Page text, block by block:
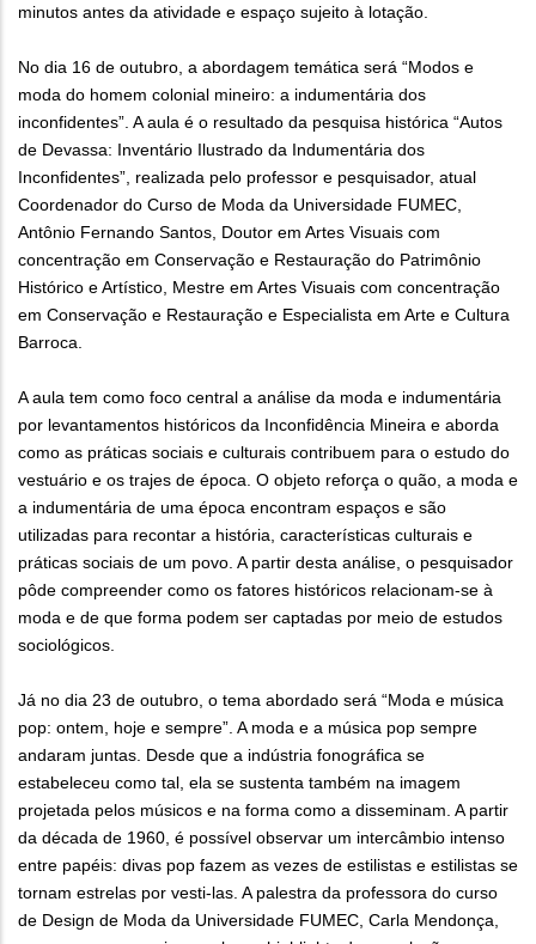
minutos antes da atividade e espaço sujeito à lotação.
No dia 16 de outubro, a abordagem temática será “Modos e
moda do homem colonial mineiro: a indumentária dos
inconfidentes”. A aula é o resultado da pesquisa histórica “Autos
de Devassa: Inventário Ilustrado da Indumentária dos
Inconfidentes”, realizada pelo professor e pesquisador, atual
Coordenador do Curso de Moda da Universidade FUMEC,
Antônio Fernando Santos, Doutor em Artes Visuais com
concentração em Conservação e Restauração do Patrimônio
Histórico e Artístico, Mestre em Artes Visuais com concentração
em Conservação e Restauração e Especialista em Arte e Cultura
Barroca.
A aula tem como foco central a análise da moda e indumentária
por levantamentos históricos da Inconfidência Mineira e aborda
como as práticas sociais e culturais contribuem para o estudo do
vestuário e os trajes de época. O objeto reforça o quão, a moda e
a indumentária de uma época encontram espaços e são
utilizadas para recontar a história, características culturais e
práticas sociais de um povo. A partir desta análise, o pesquisador
pôde compreender como os fatores históricos relacionam-se à
moda e de que forma podem ser captadas por meio de estudos
sociológicos.
Já no dia 23 de outubro, o tema abordado será “Moda e música
pop: ontem, hoje e sempre”. A moda e a música pop sempre
andaram juntas. Desde que a indústria fonográfica se
estabeleceu como tal, ela se sustenta também na imagem
projetada pelos músicos e na forma como a disseminam. A partir
da década de 1960, é possível observar um intercâmbio intenso
entre papéis: divas pop fazem as vezes de estilistas e estilistas se
tornam estrelas por vesti-las. A palestra da professora do curso
de Design de Moda da Universidade FUMEC, Carla Mendonça,